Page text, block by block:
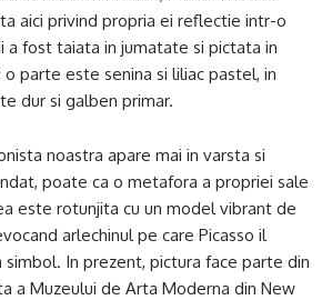
aici privind propria ei reflectie intr-o
a fost taiata in jumatate si pictata in
parte este senina si liliac pastel, in
dur si galben primar.
noastra apare mai in varsta si
poate ca o metafora a propriei sale
este rotunjita cu un model vibrant de
arlechinul pe care Picasso il
In prezent, pictura face parte din
a Muzeului de Arta Moderna din New